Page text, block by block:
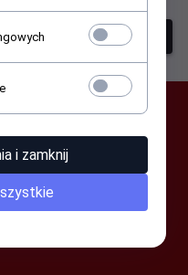
szukanie zaawansowane
i zamknij